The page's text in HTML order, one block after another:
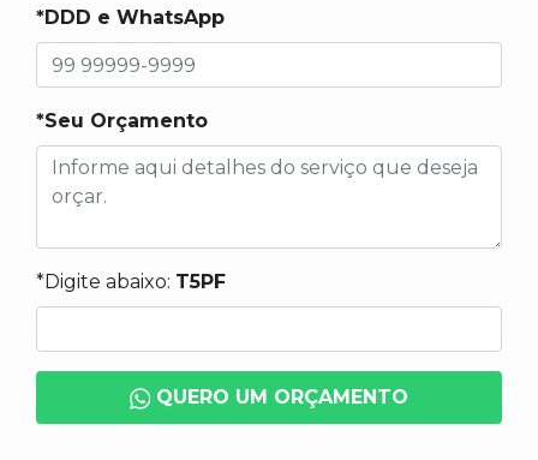
*DDD e WhatsApp
*Seu Orçamento
*Digite abaixo: T5PF
QUERO UM ORÇAMENTO